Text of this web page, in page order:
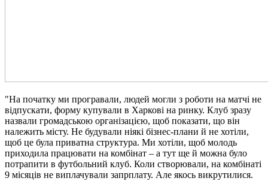
"На початку ми програвали, людей могли з роботи на матчі не
відпускати, форму купували в Харкові на ринку. Клуб зразу
назвали громадською організацією, щоб показати, що він
належить місту. Не будували ніякі бізнес-плани й не хотіли,
щоб це була приватна структура. Ми хотіли, щоб молодь
приходила працювати на комбінат – а тут ще й можна було
потрапити в футбольний клуб. Коли створювали, на комбінаті
9 місяців не виплачували запрплату. Але якось викрутилися.